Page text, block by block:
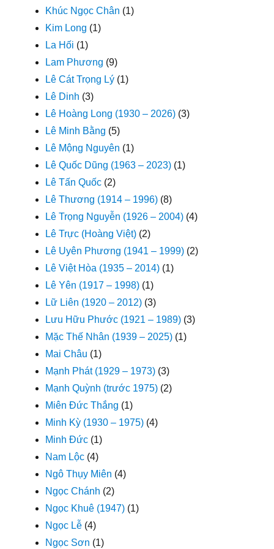
Khúc Ngọc Chân (1)
Kim Long (1)
La Hối (1)
Lam Phương (9)
Lê Cát Trọng Lý (1)
Lê Dinh (3)
Lê Hoàng Long (1930 – 2026) (3)
Lê Minh Bằng (5)
Lê Mộng Nguyên (1)
Lê Quốc Dũng (1963 – 2023) (1)
Lê Tấn Quốc (2)
Lê Thương (1914 – 1996) (8)
Lê Trọng Nguyễn (1926 – 2004) (4)
Lê Trực (Hoàng Việt) (2)
Lê Uyên Phương (1941 – 1999) (2)
Lê Việt Hòa (1935 – 2014) (1)
Lê Yên (1917 – 1998) (1)
Lữ Liên (1920 – 2012) (3)
Lưu Hữu Phước (1921 – 1989) (3)
Mặc Thế Nhân (1939 – 2025) (1)
Mai Châu (1)
Mạnh Phát (1929 – 1973) (3)
Mạnh Quỳnh (trước 1975) (2)
Miên Đức Thắng (1)
Minh Kỳ (1930 – 1975) (4)
Minh Đức (1)
Nam Lộc (4)
Ngô Thụy Miên (4)
Ngọc Chánh (2)
Ngọc Khuê (1947) (1)
Ngọc Lễ (4)
Ngọc Sơn (1)